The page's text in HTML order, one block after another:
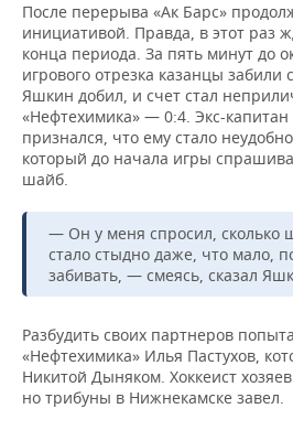
После перерыва «Ак Барс»
инициативой. Правда, в этот раз
конца периода. За пять минут до
игрового отрезка казанцы забили
Яшкин добил, и счет стал
«Нефтехимика» — 0:4. Экс-капитан
признался, что ему стало
который до начала игры
шайб.
— Он у меня спросил, сколько
стало стыдно даже, что мало,
забивать, — смеясь, сказал
Разбудить своих партнеров
«Нефтехимика» Илья Пастухов,
Никитой Дыняком. Хоккеист
но трибуны в Нижнекамске завел.